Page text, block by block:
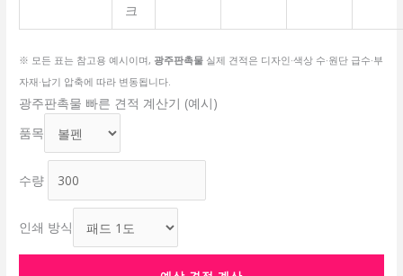
크
※ 모든 표는 참고용 예시이며, 광주판촉물 실제 견적은 디자인·색상 수·원단 급수·부
자재·납기 압축에 따라 변동됩니다.
광주판촉물 빠른 견적 계산기 (예시)
품목
수량
인쇄 방식